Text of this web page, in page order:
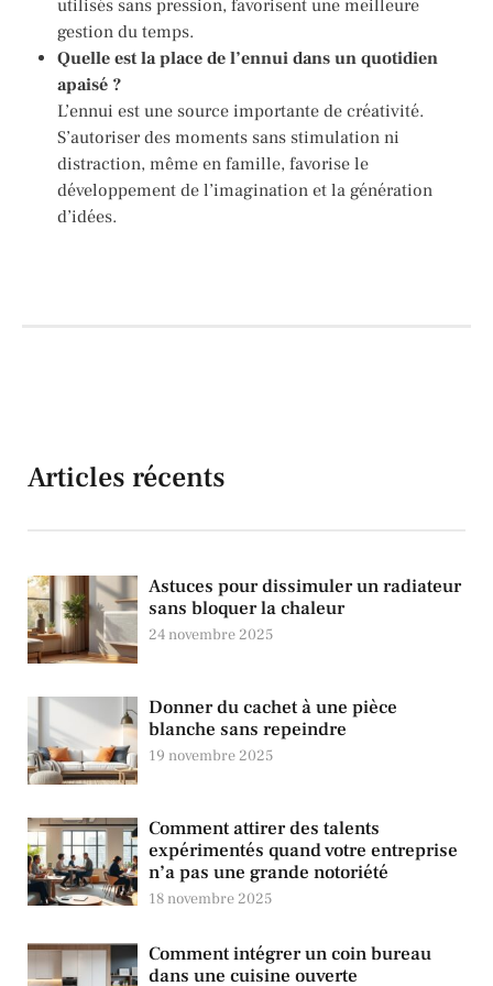
utilisés sans pression, favorisent une meilleure
gestion du temps.
Quelle est la place de l’ennui dans un quotidien
apaisé ?
L’ennui est une source importante de créativité.
S’autoriser des moments sans stimulation ni
distraction, même en famille, favorise le
développement de l’imagination et la génération
d’idées.
Articles récents
Astuces pour dissimuler un radiateur
sans bloquer la chaleur
24 novembre 2025
Donner du cachet à une pièce
blanche sans repeindre
19 novembre 2025
Comment attirer des talents
expérimentés quand votre entreprise
n’a pas une grande notoriété
18 novembre 2025
Comment intégrer un coin bureau
dans une cuisine ouverte